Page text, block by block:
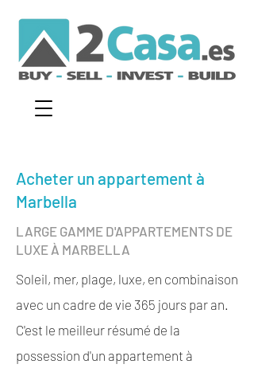
Acheter un appartement à
Marbella
LARGE GAMME D'APPARTEMENTS DE
LUXE À MARBELLA
Soleil, mer, plage, luxe, en combinaison
avec un cadre de vie 365 jours par an.
C'est le meilleur résumé de la
possession d'un appartement à